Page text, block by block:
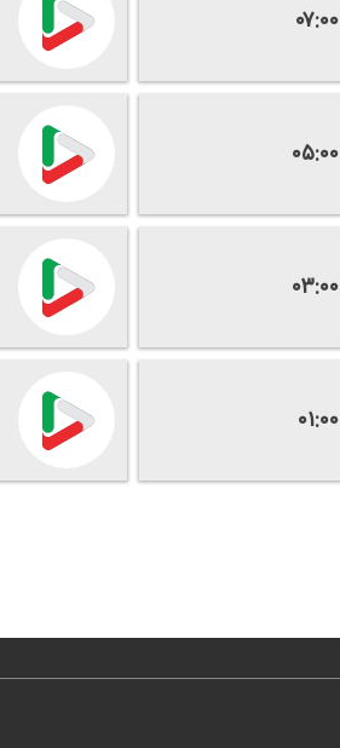
۰۷:۰۰
۰۵:۰۰
۰۳:۰۰
۰۱:۰۰